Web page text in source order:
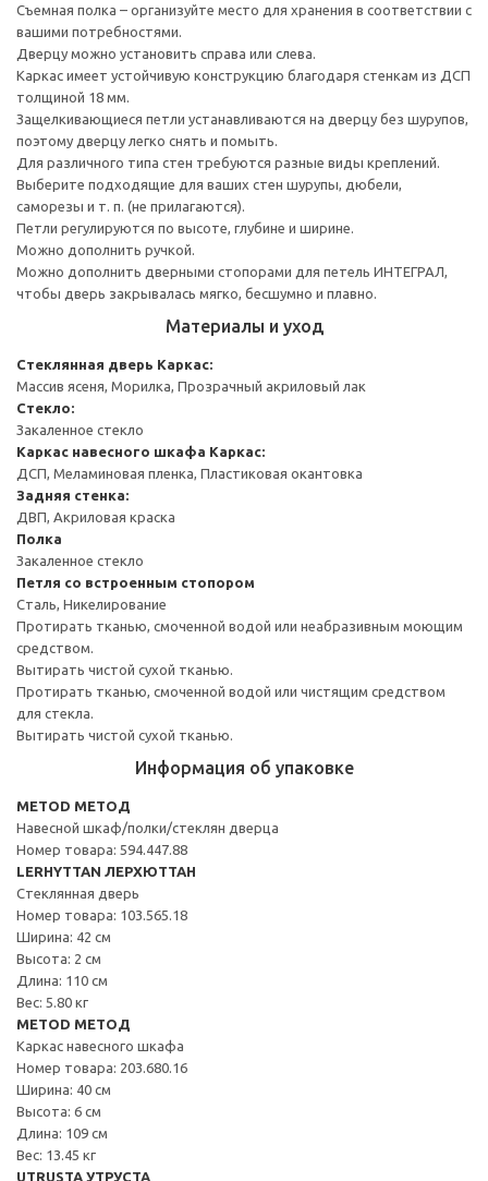
Съемная полка – организуйте место для хранения в соответствии с
вашими потребностями.
Дверцу можно установить справа или слева.
Каркас имеет устойчивую конструкцию благодаря стенкам из ДСП
толщиной 18 мм.
Защелкивающиеся петли устанавливаются на дверцу без шурупов,
поэтому дверцу легко снять и помыть.
Для различного типа стен требуются разные виды креплений.
Выберите подходящие для ваших стен шурупы, дюбели,
саморезы и т. п. (не прилагаются).
Петли регулируются по высоте, глубине и ширине.
Можно дополнить ручкой.
Можно дополнить дверными стопорами для петель ИНТЕГРАЛ,
чтобы дверь закрывалась мягко, бесшумно и плавно.
Материалы и уход
Стеклянная дверь Каркас:
Массив ясеня, Морилка, Прозрачный акриловый лак
Стекло:
Закаленное стекло
Каркас навесного шкафа Каркас:
ДСП, Меламиновая пленка, Пластиковая окантовка
Задняя стенка:
ДВП, Акриловая краска
Полка
Закаленное стекло
Петля со встроенным стопором
Сталь, Никелирование
Протирать тканью, смоченной водой или неабразивным моющим
средством.
Вытирать чистой сухой тканью.
Протирать тканью, смоченной водой или чистящим средством
для стекла.
Вытирать чистой сухой тканью.
Информация об упаковке
METOD МЕТОД
Навесной шкаф/полки/стеклян дверца
Номер товара: 594.447.88
LERHYTTAN ЛЕРХЮТТАН
Стеклянная дверь
Номер товара: 103.565.18
Ширина: 42 см
Высота: 2 см
Длина: 110 см
Вес: 5.80 кг
METOD МЕТОД
Каркас навесного шкафа
Номер товара: 203.680.16
Ширина: 40 см
Высота: 6 см
Длина: 109 см
Вес: 13.45 кг
UTRUSTA УТРУСТА